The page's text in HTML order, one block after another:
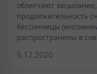
облегчают
продолжительность
бессонницы
распространены в
5.12.2020